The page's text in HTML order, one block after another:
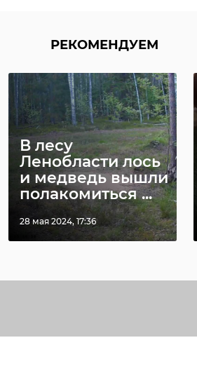
РЕКОМЕНДУЕМ
В лесу
Ленобласти лось
и медведь вышли
полакомиться ...
28 мая 2024, 17:36